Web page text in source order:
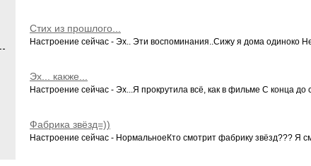
Стих из прошлого...
Настроение сейчас - Эх.. Эти воспоминания..Сижу я дома одиноко
Эх... какже...
Настроение сейчас - Эх...Я прокрутила всё, как в фильме С конца до
Фабрика звёзд=))
Настроение сейчас - НормальноеКто смотрит фабрику звёзд??? Я